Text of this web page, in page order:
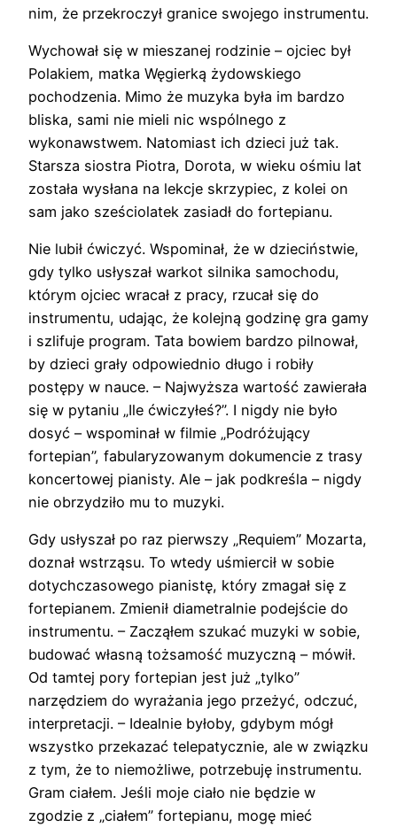
nim, że przekroczył granice swojego instrumentu.
Wychował się w mieszanej rodzinie – ojciec był
Polakiem, matka Węgierką żydowskiego
pochodzenia. Mimo że muzyka była im bardzo
bliska, sami nie mieli nic wspólnego z
wykonawstwem. Natomiast ich dzieci już tak.
Starsza siostra Piotra, Dorota, w wieku ośmiu lat
została wysłana na lekcje skrzypiec, z kolei on
sam jako sześciolatek zasiadł do fortepianu.
Nie lubił ćwiczyć. Wspominał, że w dzieciństwie,
gdy tylko usłyszał warkot silnika samochodu,
którym ojciec wracał z pracy, rzucał się do
instrumentu, udając, że kolejną godzinę gra gamy
i szlifuje program. Tata bowiem bardzo pilnował,
by dzieci grały odpowiednio długo i robiły
postępy w nauce. – Najwyższa wartość zawierała
się w pytaniu „Ile ćwiczyłeś?”. I nigdy nie było
dosyć – wspominał w filmie „Podróżujący
fortepian”, fabularyzowanym dokumencie z trasy
koncertowej pianisty. Ale – jak podkreśla – nigdy
nie obrzydziło mu to muzyki.
Gdy usłyszał po raz pierwszy „Requiem” Mozarta,
doznał wstrząsu. To wtedy uśmiercił w sobie
dotychczasowego pianistę, który zmagał się z
fortepianem. Zmienił diametralnie podejście do
instrumentu. – Zacząłem szukać muzyki w sobie,
budować własną tożsamość muzyczną – mówił.
Od tamtej pory fortepian jest już „tylko”
narzędziem do wyrażania jego przeżyć, odczuć,
interpretacji. – Idealnie byłoby, gdybym mógł
wszystko przekazać telepatycznie, ale w związku
z tym, że to niemożliwe, potrzebuję instrumentu.
Gram ciałem. Jeśli moje ciało nie będzie w
zgodzie z „ciałem” fortepianu, mogę mieć